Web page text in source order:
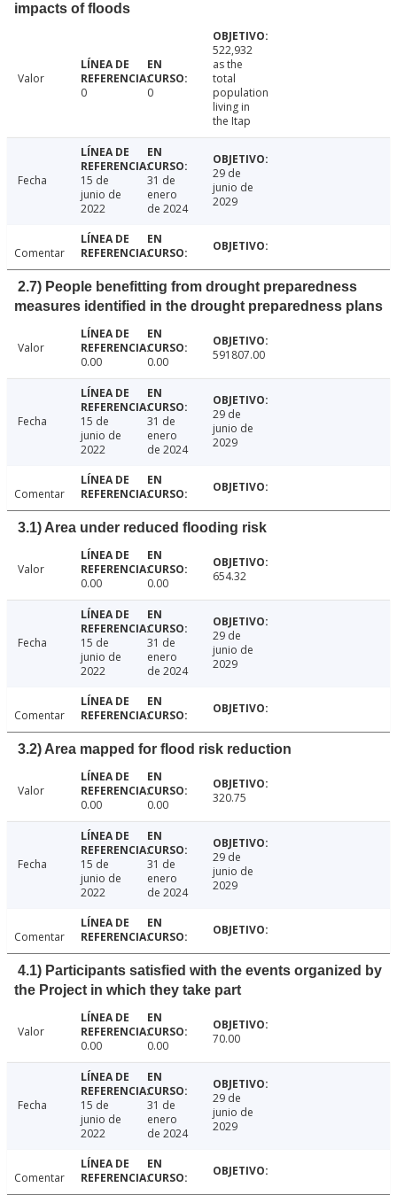
impacts of floods
Valor
0
0
522,932
as the
total
population
living in
the Itap
Fecha
15 de
junio de
2022
31 de
enero
de 2024
29 de
junio de
2029
Comentar
2.7) People benefitting from drought preparedness
measures identified in the drought preparedness plans
Valor
0.00
0.00 591807.00
Fecha
15 de
junio de
2022
31 de
enero
de 2024
29 de
junio de
2029
Comentar
3.1) Area under reduced flooding risk
Valor
0.00
0.00 654.32
Fecha
15 de
junio de
2022
31 de
enero
de 2024
29 de
junio de
2029
Comentar
3.2) Area mapped for flood risk reduction
Valor
0.00
0.00 320.75
Fecha
15 de
junio de
2022
31 de
enero
de 2024
29 de
junio de
2029
Comentar
4.1) Participants satisfied with the events organized by
the Project in which they take part
Valor
0.00
0.00 70.00
Fecha
15 de
junio de
2022
31 de
enero
de 2024
29 de
junio de
2029
Comentar